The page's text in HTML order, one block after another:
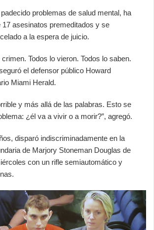
problemas de salud mental, ha
17 asesinatos premeditados y se
a la espera de juicio.
Todos lo vieron. Todos lo saben.
el defensor público Howard
Miami Herald.
y más allá de las palabras. Esto se
¿él va a vivir o a morir?”, agregó.
disparó indiscriminadamente en la
de Marjory Stoneman Douglas de
con un rifle semiautomático y